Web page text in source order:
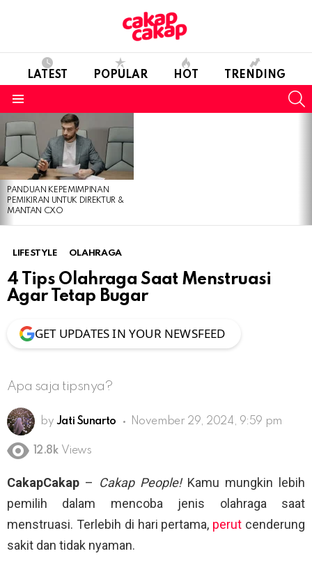
LATEST POPULAR HOT TRENDING
LATEST
STORIES
PANDUAN KEPEMIMPINAN
PEMIKIRAN UNTUK DIREKTUR &
MANTAN CXO
LIFESTYLE OLAHRAGA
4 Tips Olahraga Saat Menstruasi
Agar Tetap Bugar
GET UPDATES IN YOUR NEWSFEED
Apa saja tipsnya?
by Jati Sunarto November 29, 2024, 9:59 pm
12.8k Views
CakapCakap – Cakap People!Kamu mungkin lebih
pemilih dalam mencoba jenis olahraga saat
menstruasi. Terlebih di hari pertama, perut cenderung
sakit dan tidak nyaman.